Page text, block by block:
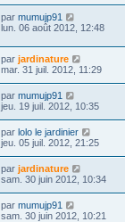
par mumujp91
lun. 06 août 2012, 12:48
par jardinature
mar. 31 juil. 2012, 11:29
par mumujp91
jeu. 19 juil. 2012, 10:35
par lolo le jardinier
jeu. 05 juil. 2012, 21:25
par jardinature
sam. 30 juin 2012, 10:34
par mumujp91
sam. 30 juin 2012, 10:21